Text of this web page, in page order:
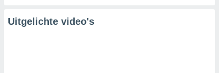
Uitgelichte video's